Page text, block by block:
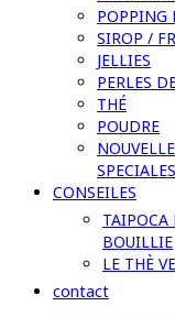
POPPING
SIROP /
JELLIES
PERLES
THÉ
POUDRE
SPECIALES
CONSEILES
TAIPOCA
BOUILLIE
LE THÈ
contact